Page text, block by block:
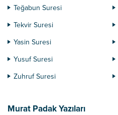
Teğabun Suresi
Tekvir Suresi
Yasin Suresi
Yusuf Suresi
Zuhruf Suresi
Murat Padak Yazıları